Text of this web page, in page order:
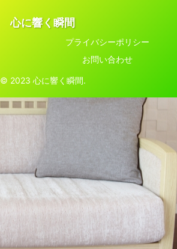
心に響く瞬間
プライバシーポリシー
お問い合わせ
© 2023 心に響く瞬間.